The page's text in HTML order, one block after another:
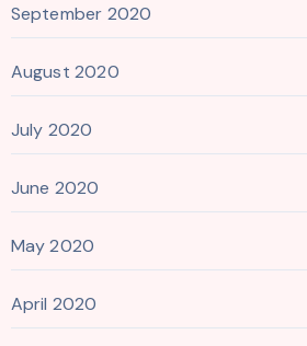
September 2020
August 2020
July 2020
June 2020
May 2020
April 2020